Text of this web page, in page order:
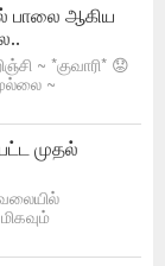
பாலை ஆகிய
~ *குவாரி* 😟
~
முதல்